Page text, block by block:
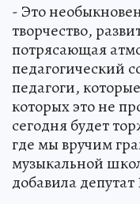
- Это
творчество,
потрясающая
педагогический
педагоги,
которых это не
сегодня будет
где мы вручим
музыкальной
добавила